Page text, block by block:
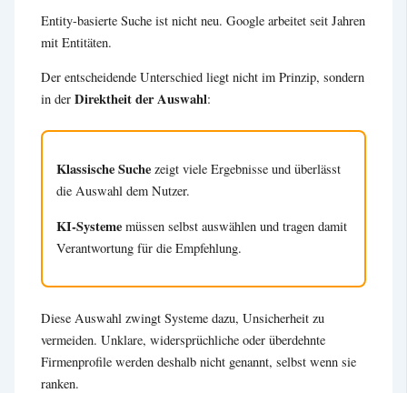
Entity-basierte Suche ist nicht neu. Google arbeitet seit Jahren
mit Entitäten.
Der entscheidende Unterschied liegt nicht im Prinzip, sondern
in derDirektheit der Auswahl:
Klassische Suchezeigt viele Ergebnisse und überlässt
die Auswahl dem Nutzer.
KI-Systememüssen selbst auswählen und tragen damit
Verantwortung für die Empfehlung.
Diese Auswahl zwingt Systeme dazu, Unsicherheit zu
vermeiden. Unklare, widersprüchliche oder überdehnte
Firmenprofile werden deshalb nicht genannt, selbst wenn sie
ranken.